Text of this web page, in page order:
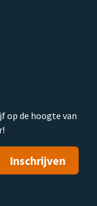
op de hoogte van
Inschrijven